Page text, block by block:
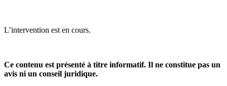
L’intervention est en cours.
Ce contenu est présenté à titre informatif. Il ne constitue pas un
avis ni un conseil juridique.